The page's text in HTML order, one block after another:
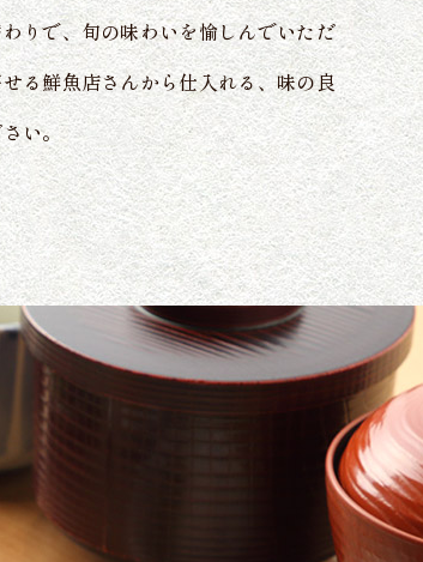
りで、旬の味わいを愉しんでいただ
る鮮魚店さんから仕入れる、味の良
い。